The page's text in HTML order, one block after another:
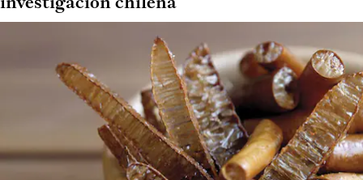
investigación chilena